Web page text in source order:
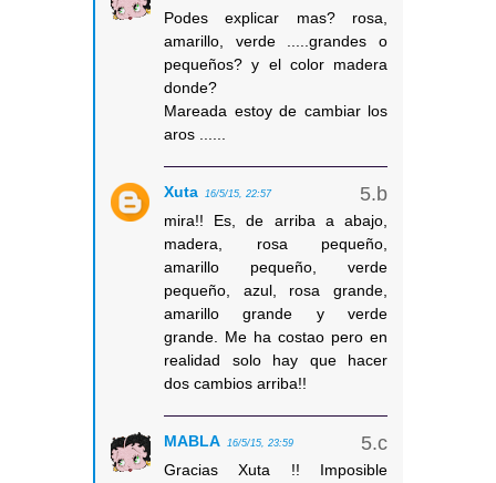
Podes explicar mas? rosa,
amarillo, verde .....grandes o
pequeños? y el color madera
donde?
Mareada estoy de cambiar los
aros ......
Xuta 16/5/15, 22:57
mira!! Es, de arriba a abajo,
madera, rosa pequeño,
amarillo pequeño, verde
pequeño, azul, rosa grande,
amarillo grande y verde
grande. Me ha costao pero en
realidad solo hay que hacer
dos cambios arriba!!
MABLA 16/5/15, 23:59
Gracias Xuta !! Imposible